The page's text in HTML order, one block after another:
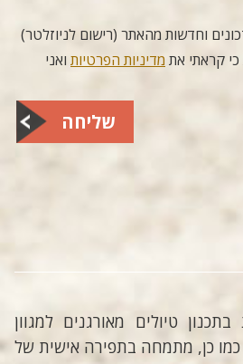
וחדשות מהאתר (רישום לניוזלטר)
קראתי את מדיניות הפרטיות ואני
שליחה
טיולים מאורגנים למגוון
כמו כן, מתמחה בתפירה אישית של